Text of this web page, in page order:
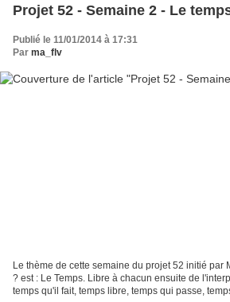
Projet 52 - Semaine 2 - Le
Publié le 11/01/2014 à 17:31
Par ma_flv
Le thème de cette semaine du projet 52 initié par
? est : Le Temps. Libre à chacun ensuite de
temps qu'il fait, temps libre, temps qui passe,